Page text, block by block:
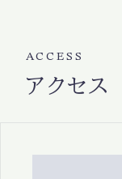
ACCESS
アクセス